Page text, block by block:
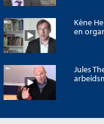
Kène
en
Jules